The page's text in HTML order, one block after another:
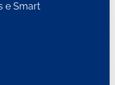
e Smart